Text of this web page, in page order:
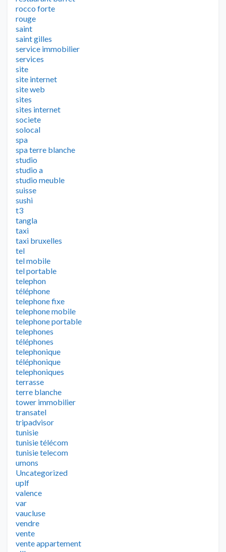
rocco forte
rouge
saint
saint gilles
service immobilier
services
site
site internet
site web
sites
sites internet
societe
solocal
spa
spa terre blanche
studio
studio a
studio meuble
suisse
sushi
t3
tangla
taxi
taxi bruxelles
tel
tel mobile
tel portable
telephon
téléphone
telephone fixe
telephone mobile
telephone portable
telephones
téléphones
telephonique
téléphonique
telephoniques
terrasse
terre blanche
tower immobilier
transatel
tripadvisor
tunisie
tunisie télécom
tunisie telecom
umons
Uncategorized
uplf
valence
var
vaucluse
vendre
vente
vente appartement